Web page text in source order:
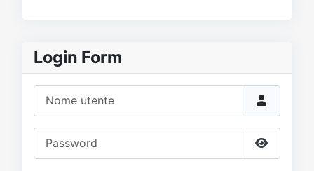
Login Form
Mostra